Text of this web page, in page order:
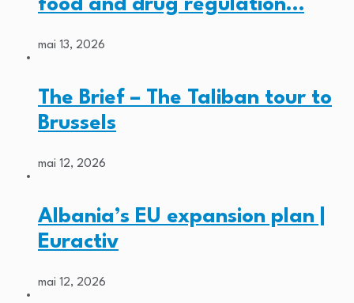
food and drug regulation…
mai 13, 2026
The Brief – The Taliban tour to
Brussels
mai 12, 2026
Albania’s EU expansion plan |
Euractiv
mai 12, 2026